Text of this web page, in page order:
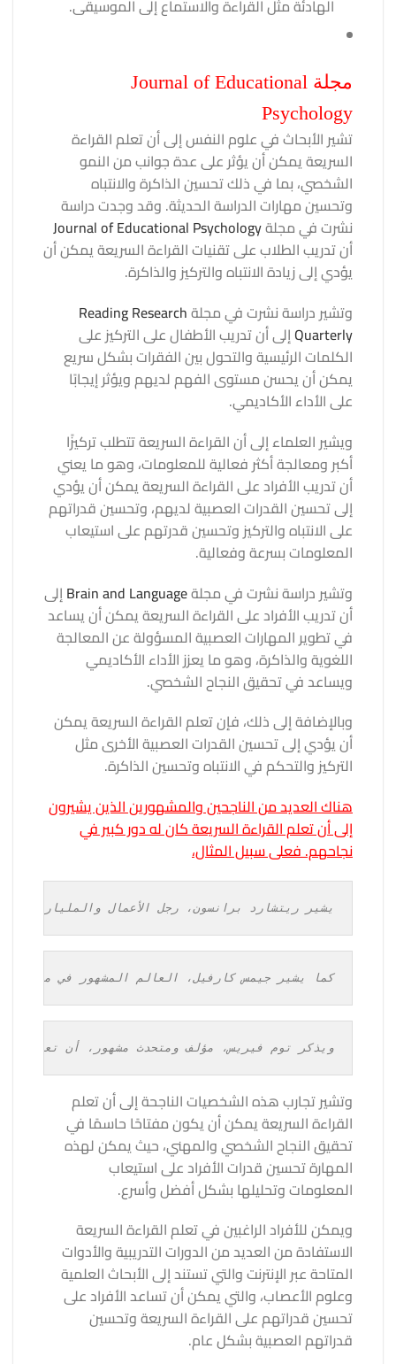
الهادئة مثل القراءة والاستماع إلى الموسيقى.
مجلة Journal of Educational
Psychology
تشير الأبحاث في علوم النفس إلى أن تعلم القراءة
السريعة يمكن أن يؤثر على عدة جوانب من النمو
الشخصي، بما في ذلك تحسين الذاكرة والانتباه
وتحسين مهارات الدراسة الحديثة. وقد وجدت دراسة
نشرت في مجلة
أن تدريب الطلاب على تقنيات القراءة السريعة يمكن أن
يؤدي إلى زيادة الانتباه والتركيز والذاكرة.
وتشير دراسة نشرت في مجلةReading Research
Quarterlyإلى أن تدريب الأطفال على التركيز على
الكلمات الرئيسية والتحول بين الفقرات بشكل سريع
يمكن أن يحسن مستوى الفهم لديهم ويؤثر إيجابًا
على الأداء الأكاديمي.
ويشير العلماء إلى أن القراءة السريعة تتطلب تركيزًا
أكبر ومعالجة أكثر فعالية للمعلومات، وهو ما يعني
أن تدريب الأفراد على القراءة السريعة يمكن أن يؤدي
إلى تحسين القدرات العصبية لديهم، وتحسين قدراتهم
على الانتباه والتركيز وتحسين قدرتهم على استيعاب
المعلومات بسرعة وفعالية.
وتشير دراسة نشرت في مجلةBrain and Languageإلى
أن تدريب الأفراد على القراءة السريعة يمكن أن يساعد
في تطوير المهارات العصبية المسؤولة عن المعالجة
اللغوية والذاكرة، وهو ما يعزز الأداء الأكاديمي
ويساعد في تحقيق النجاح الشخصي.
وبالإضافة إلى ذلك، فإن تعلم القراءة السريعة يمكن
أن يؤدي إلى تحسين القدرات العصبية الأخرى مثل
التركيز والتحكم في الانتباه وتحسين الذاكرة.
هناك العديد من الناجحين والمشهورين الذين يشيرون
إلى أن تعلم القراءة السريعة كان له دور كبير في
نجاحهم. فعلى سبيل المثال،
يشير ريتشارد برانسون، رجل الأعمال
كما يشير جيمس كارفيل، العالم المشهور في مجال
ويذكر توم فيريس، مؤلف ومتحدث مشهور، أن تعلم
وتشير تجارب هذه الشخصيات الناجحة إلى أن تعلم
القراءة السريعة يمكن أن يكون مفتاحًا حاسمًا في
تحقيق النجاح الشخصي والمهني، حيث يمكن لهذه
المهارة تحسين قدرات الأفراد على استيعاب
المعلومات وتحليلها بشكل أفضل وأسرع.
ويمكن للأفراد الراغبين في تعلم القراءة السريعة
الاستفادة من العديد من الدورات التدريبية والأدوات
المتاحة عبر الإنترنت والتي تستند إلى الأبحاث العلمية
وعلوم الأعصاب، والتي يمكن أن تساعد الأفراد على
تحسين قدراتهم على القراءة السريعة وتحسين
قدراتهم العصبية بشكل عام.